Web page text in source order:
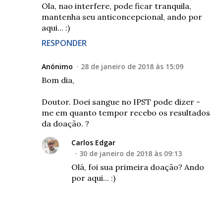
Ola, nao interfere, pode ficar tranquila,
mantenha seu anticoncepcional, ando por
aqui... :)
RESPONDER
Anónimo 28 de janeiro de 2018 às 15:09
Bom dia,
Doutor. Doei sangue no IPST pode dizer -
me em quanto tempor recebo os resultados
da doação. ?
Carlos Edgar
30 de janeiro de 2018 às 09:13
Olá, foi sua primeira doação? Ando
por aqui... :)